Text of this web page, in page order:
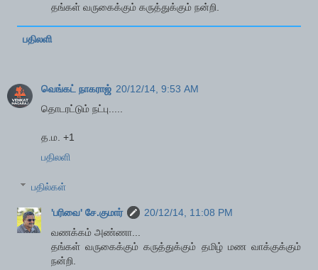
தங்கள் வருகைக்கும் கருத்துக்கும் நன்றி.
பதிலளி
வெங்கட் நாகராஜ் 20/12/14, 9:53 AM
தொடரட்டும் நட்பு.....
த.ம. +1
பதிலளி
பதில்கள்
'பரிவை' சே.குமார்
20/12/14, 11:08 PM
வணக்கம் அண்ணா...
தங்கள் வருகைக்கும் கருத்துக்கும் தமிழ் மண வாக்குக்கும்
நன்றி.